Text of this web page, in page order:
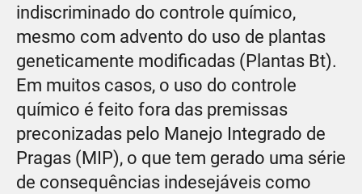
indiscriminado do controle químico,
mesmo com advento do uso de plantas
geneticamente modificadas (Plantas Bt).
Em muitos casos, o uso do controle
químico é feito fora das premissas
preconizadas pelo Manejo Integrado de
Pragas (MIP), o que tem gerado uma série
de consequências indesejáveis como